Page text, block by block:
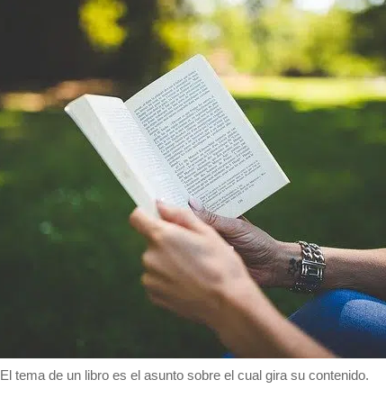
El tema de un libro es el asunto sobre el cual gira su contenido.